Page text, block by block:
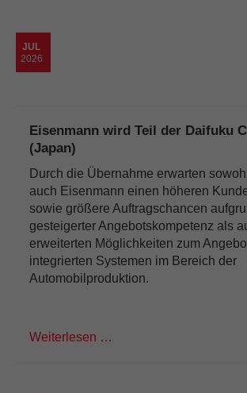
JUL
2026
Eisenmann wird Teil der Daifuku
(Japan)
Durch die Übernahme erwarten
auch Eisenmann einen höheren
sowie größere Auftragschancen
gesteigerter Angebotskompetenz als
erweiterten Möglichkeiten zum
integrierten Systemen im Bereich der
Automobilproduktion.
Weiterlesen …